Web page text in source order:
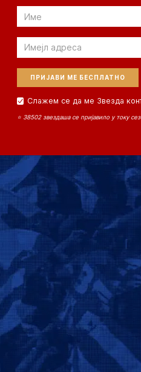
Email
Email
Слажем се да ме Звезда
⭐ 38502 звездаша се пријавило у току